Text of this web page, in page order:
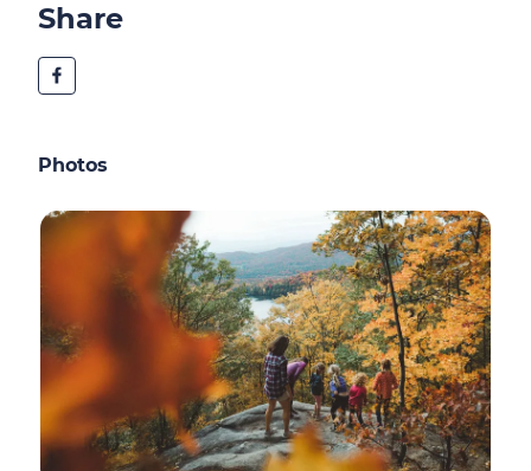
Share
Photos